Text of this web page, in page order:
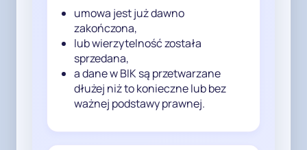
Mając powyższe na uwadze,
wnoszę o:
- usunięcie z systemów
informatycznych oraz
wszelkich danych dotyczących
umowa jest już dawno
zakończona,
lub wierzytelność została
sprzedana,
a dane w BIK są przetwarzane
dłużej niż to konieczne lub bez
ważnej podstawy prawnej.